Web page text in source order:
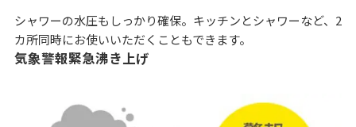
シャワーの水圧もしっかり確保。キッチンとシャワーなど、2
カ所同時にお使いいただくこともできます。
気象警報緊急沸き上げ